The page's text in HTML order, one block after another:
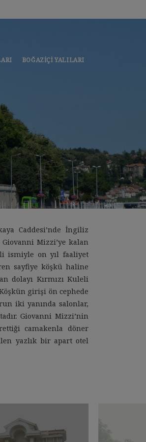
BOĞAZIÇI YALILARI
Caddesi’nde İngiliz
Mizzi’ye kalan
ismiyle on yıl faaliyet
sayfiye köşkü haline
dolayı Kırmızı Kuleli
girişi ön cephede
iki yanında salonlar,
Giovanni Mizzi’nin
camakenla döner
yazlık bir apart otel